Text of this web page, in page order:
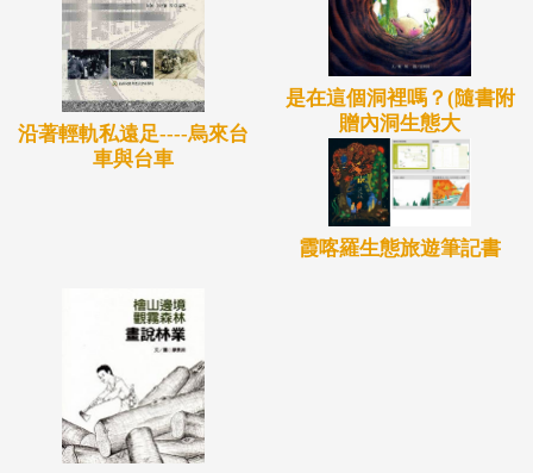
沿著輕軌私遠足----烏來台
車與台車
是在這個洞裡嗎？(隨書附
贈內洞生態大
霞喀羅生態旅遊筆記書